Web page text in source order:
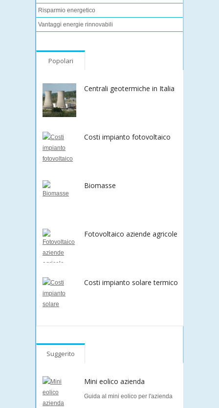
Risparmio energetico
Vantaggi energie rinnovabili
Popolari
Centrali geotermiche in Italia
Costi impianto fotovoltaico
Biomasse
Fotovoltaico aziende agricole
Costi impianto solare termico
Suggerito
Mini eolico azienda
Guida al mini eolico per l'azienda